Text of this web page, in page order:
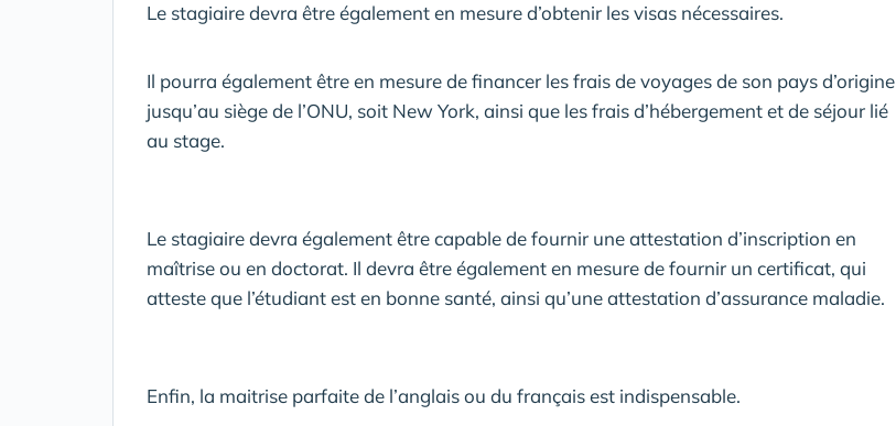
Le stagiaire devra être également en mesure d’obtenir les visas nécessaires.
Il pourra également être en mesure de financer les frais de voyages de son pays d’origine
jusqu’au siège de l’ONU, soit New York, ainsi que les frais d’hébergement et de séjour lié
au stage.
Le stagiaire devra également être capable de fournir une attestation d’inscription en
maîtrise ou en doctorat. Il devra être également en mesure de fournir un certificat, qui
atteste que l’étudiant est en bonne santé, ainsi qu’une attestation d’assurance maladie.
Enfin, la maitrise parfaite de l’anglais ou du français est indispensable.